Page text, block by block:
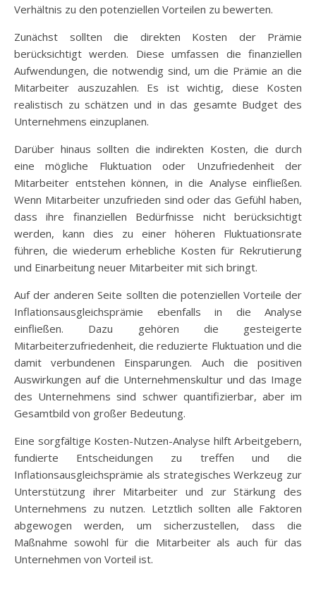
Verhältnis zu den potenziellen Vorteilen zu bewerten.
Zunächst sollten die direkten Kosten der Prämie
berücksichtigt werden. Diese umfassen die finanziellen
Aufwendungen, die notwendig sind, um die Prämie an die
Mitarbeiter auszuzahlen. Es ist wichtig, diese Kosten
realistisch zu schätzen und in das gesamte Budget des
Unternehmens einzuplanen.
Darüber hinaus sollten die indirekten Kosten, die durch
eine mögliche Fluktuation oder Unzufriedenheit der
Mitarbeiter entstehen können, in die Analyse einfließen.
Wenn Mitarbeiter unzufrieden sind oder das Gefühl haben,
dass ihre finanziellen Bedürfnisse nicht berücksichtigt
werden, kann dies zu einer höheren Fluktuationsrate
führen, die wiederum erhebliche Kosten für Rekrutierung
und Einarbeitung neuer Mitarbeiter mit sich bringt.
Auf der anderen Seite sollten die potenziellen Vorteile der
Inflationsausgleichsprämie ebenfalls in die Analyse
einfließen. Dazu gehören die gesteigerte
Mitarbeiterzufriedenheit, die reduzierte Fluktuation und die
damit verbundenen Einsparungen. Auch die positiven
Auswirkungen auf die Unternehmenskultur und das Image
des Unternehmens sind schwer quantifizierbar, aber im
Gesamtbild von großer Bedeutung.
Eine sorgfältige Kosten-Nutzen-Analyse hilft Arbeitgebern,
fundierte Entscheidungen zu treffen und die
Inflationsausgleichsprämie als strategisches Werkzeug zur
Unterstützung ihrer Mitarbeiter und zur Stärkung des
Unternehmens zu nutzen. Letztlich sollten alle Faktoren
abgewogen werden, um sicherzustellen, dass die
Maßnahme sowohl für die Mitarbeiter als auch für das
Unternehmen von Vorteil ist.